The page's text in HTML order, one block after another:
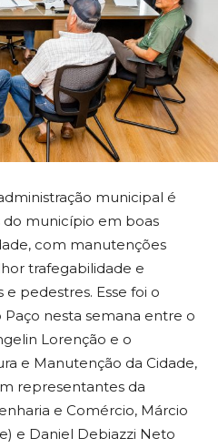
municipal é
do município em boas
com manutenções
trafegabilidade e
pedestres. Esse foi o
nesta semana entre o
Lorenção e o
e Manutenção da Cidade,
representantes da
e Comércio, Márcio
e Daniel Debiazzi Neto